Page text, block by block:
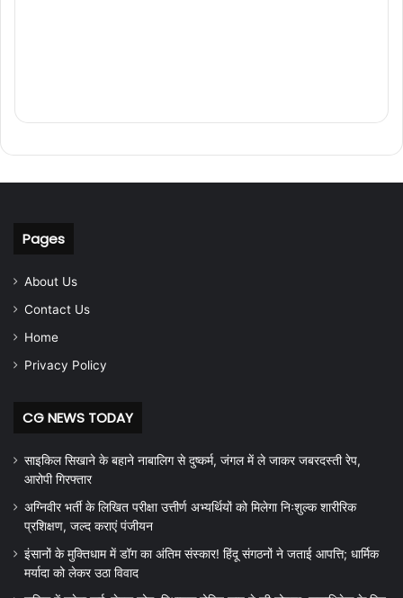
Pages
About Us
Contact Us
Home
Privacy Policy
CG NEWS TODAY
साइकिल सिखाने के बहाने नाबालिग से दुष्कर्म, जंगल में ले जाकर जबरदस्ती रेप,
आरोपी गिरफ्तार
अग्निवीर भर्ती के लिखित परीक्षा उत्तीर्ण अभ्यर्थियों को मिलेगा निःशुल्क शारीरिक
प्रशिक्षण, जल्द कराएं पंजीयन
इंसानों के मुक्तिधाम में डॉग का अंतिम संस्कार! हिंदू संगठनों ने जताई आपत्ति; धार्मिक
मर्यादा को लेकर उठा विवाद